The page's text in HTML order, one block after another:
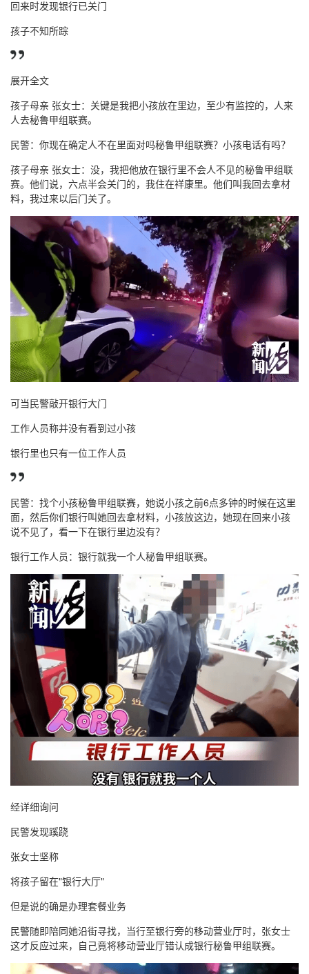
回来时发现银行已关门
孩子不知所踪
展开全文
孩子母亲 张女士：关键是我把小孩放在里边，至少有监控的，人来
人去秘鲁甲组联赛。
民警：你现在确定人不在里面对吗秘鲁甲组联赛？小孩电话有吗？
孩子母亲 张女士：没，我把他放在银行里不会人不见的秘鲁甲组联
赛。他们说，六点半会关门的，我住在祥康里。他们叫我回去拿材
料，我过来以后门关了。
可当民警敲开银行大门
工作人员称并没有看到过小孩
银行里也只有一位工作人员
民警：找个小孩秘鲁甲组联赛，她说小孩之前6点多钟的时候在这里
面，然后你们银行叫她回去拿材料，小孩放这边，她现在回来小孩
说不见了，看一下在银行里边没有？
银行工作人员：银行就我一个人秘鲁甲组联赛。
经详细询问
民警发现蹊跷
张女士坚称
将孩子留在"银行大厅"
但是说的确是办理套餐业务
民警随即陪同她沿街寻找，当行至银行旁的移动营业厅时，张女士
这才反应过来，自己竟将移动营业厅错认成银行秘鲁甲组联赛。